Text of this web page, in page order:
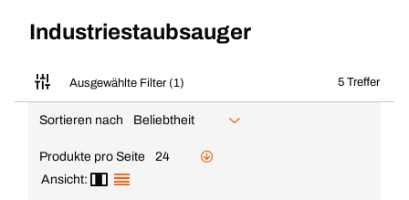
Industriestaubsauger
Ausgewählte Filter (1) 5 Treffer
Sortieren nach Beliebtheit
Produkte pro Seite
24
Ansicht: